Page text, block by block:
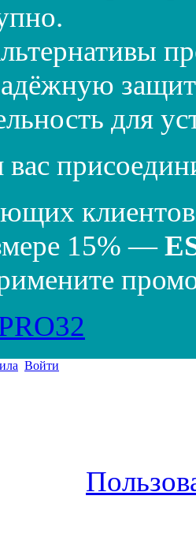
для
15% —
Войти